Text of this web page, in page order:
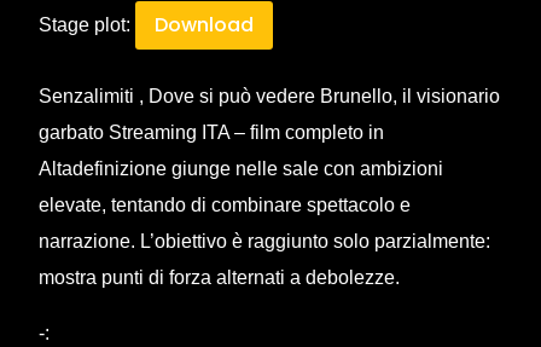
Stage plot: Download
Senzalimiti , Dove si può vedere Brunello, il visionario
garbato Streaming ITA – film completo in
Altadefinizione giunge nelle sale con ambizioni
elevate, tentando di combinare spettacolo e
narrazione. L’obiettivo è raggiunto solo parzialmente:
mostra punti di forza alternati a debolezze.
-: